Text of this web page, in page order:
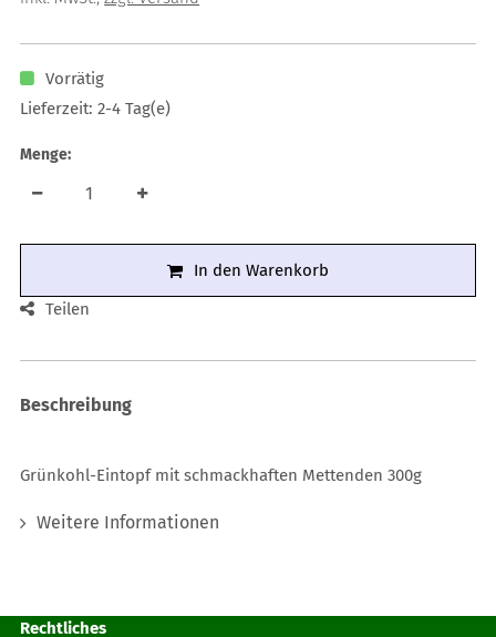
Vorrätig
Lieferzeit: 2-4 Tag(e)
Menge:
In den Warenkorb
Teilen
Beschreibung
Grünkohl-Eintopf mit schmackhaften Mettenden 300g
Weitere Informationen
Rechtliches